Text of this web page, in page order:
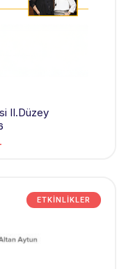
II.Düzey
ETKINLIKLER